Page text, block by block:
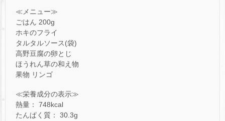
≪メニュー≫
ごはん 200g
ホキのフライ
タルタルソース(袋)
高野豆腐の卵とじ
ほうれん草の和え物
果物 リンゴ
≪栄養成分の表示≫
熱量： 748kcal
たんぱく質： 30.3g